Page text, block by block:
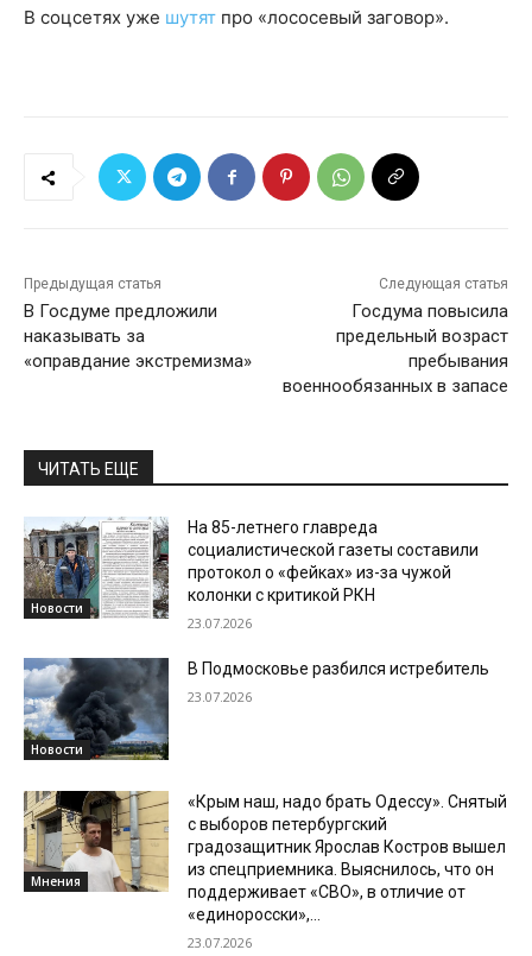
В соцсетях уже шутят про «лососевый заговор».
Предыдущая статья
В Госдуме предложили
наказывать за
«оправдание экстремизма»
Следующая статья
Госдума повысила
предельный возраст
пребывания
военнообязанных в запасе
ЧИТАТЬ ЕЩЕ
Новости
На 85-летнего главреда
социалистической газеты составили
протокол о «фейках» из-за чужой
колонки с критикой РКН
23.07.2026
Новости
В Подмосковье разбился истребитель
23.07.2026
Мнения
«Крым наш, надо брать Одессу». Снятый
с выборов петербургский
градозащитник Ярослав Костров вышел
из спецприемника. Выяснилось, что он
поддерживает «СВО», в отличие от
«единоросски»,...
23.07.2026